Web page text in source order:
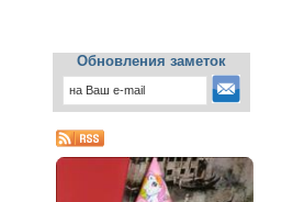
Обновления заметок